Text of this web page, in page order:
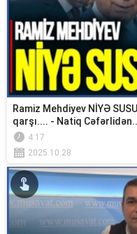
Ramiz Mehdiyev NİYƏ
qarşı.... - Natiq
4:17
2025.10.28